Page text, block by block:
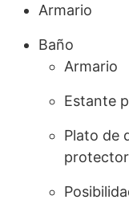
Armario
Baño
Armario
Estante
Plato de